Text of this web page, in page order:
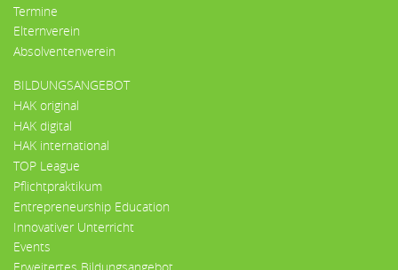
Termine
Elternverein
Absolventenverein
BILDUNGSANGEBOT
HAK original
HAK digital
HAK international
TOP League
Pflichtpraktikum
Entrepreneurship Education
Innovativer Unterricht
Events